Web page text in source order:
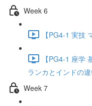
Week 6
【PG4-1 実技
【PG4-1 座学
ランカとインドの
Week 7